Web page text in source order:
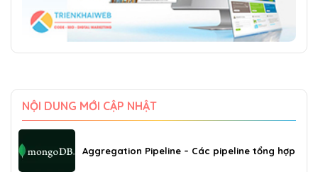
NỘI DUNG MỚI CẬP NHẬT
Aggregation Pipeline – Các pipeline tổng hợp